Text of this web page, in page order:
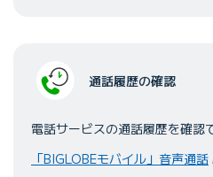
通話履歴の確認
電話サービスの通話履歴を確認
「BIGLOBEモバイル」音声通話